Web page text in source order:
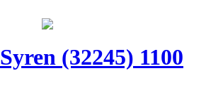
(32245) 1100